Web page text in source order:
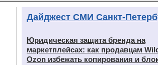
Дайджест СМИ Санкт-
Юридическая защита бренда на
маркетплейсах: как продавцам
Ozon избежать копирования и